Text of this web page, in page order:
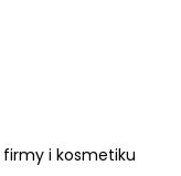
firmy i kosmetiku